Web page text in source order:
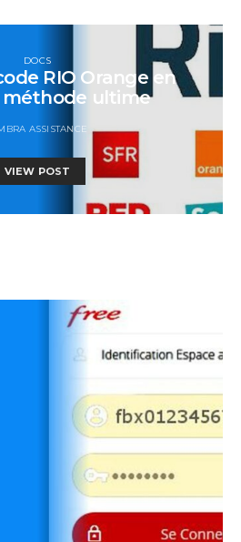
DOCS
RIO Orange en
méthode ultime
ASSISTANCE
VIEW POST